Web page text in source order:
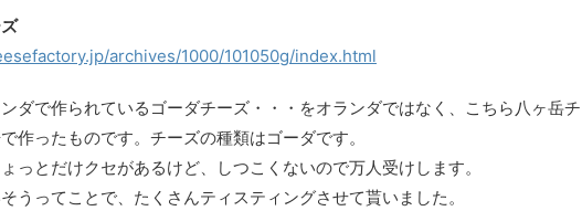
archives/1000/101050g/index.html
ダで作られているゴーダチーズ・・・をオランダではなく、こちら八ヶ岳チ
作ったものです。チーズの種類はゴーダです。
っとだけクセがあるけど、しつこくないので万人受けします。
うってことで、たくさんティスティングさせて貰いました。